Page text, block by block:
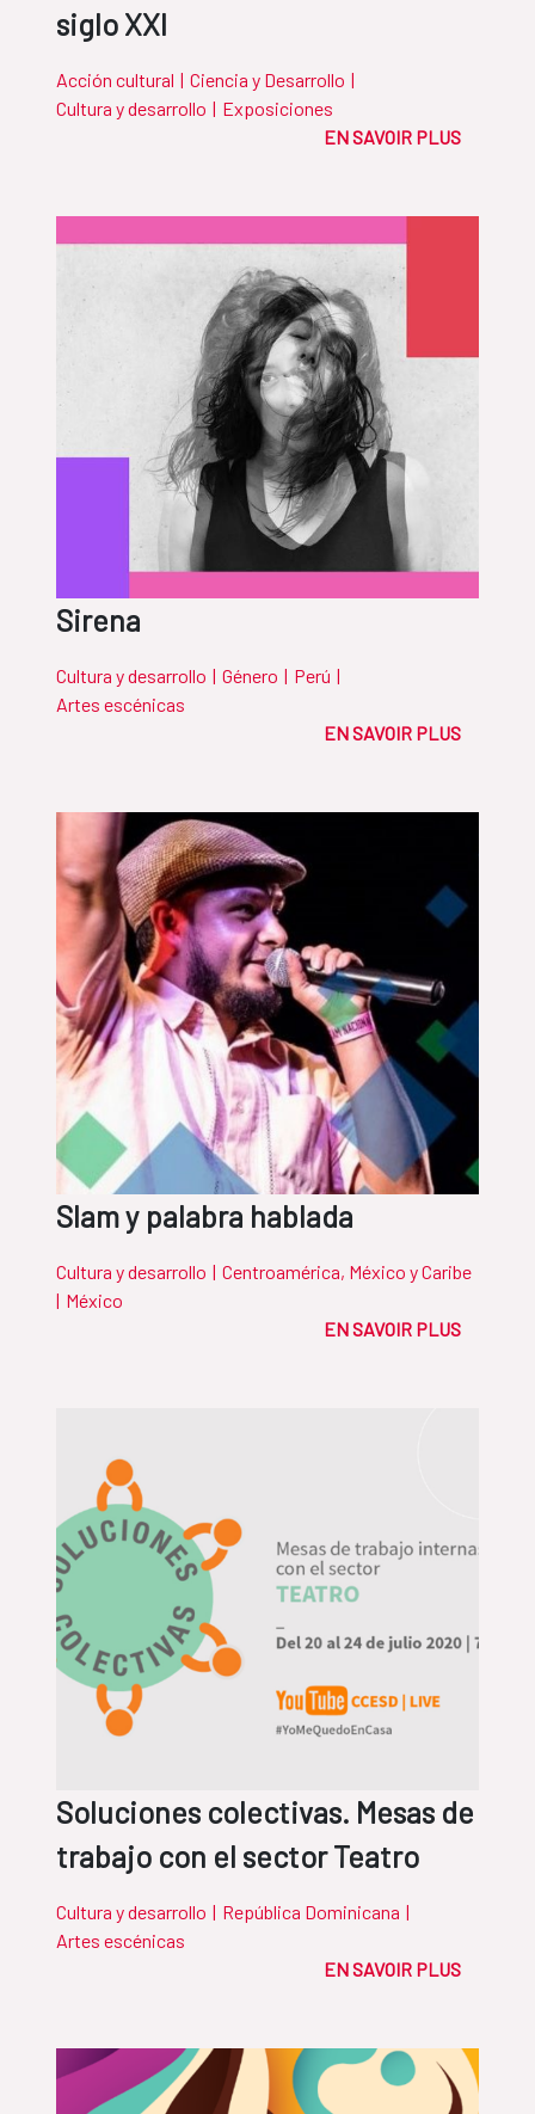
siglo XXI
Acción cultural | Ciencia y Desarrollo |
Cultura y desarrollo | Exposiciones
EN SAVOIR PLUS
Sirena
Cultura y desarrollo | Género | Perú |
Artes escénicas
EN SAVOIR PLUS
Slam y palabra hablada
Cultura y desarrollo | Centroamérica, México y Caribe
| México
EN SAVOIR PLUS
Soluciones colectivas. Mesas de
trabajo con el sector Teatro
Cultura y desarrollo | República Dominicana |
Artes escénicas
EN SAVOIR PLUS